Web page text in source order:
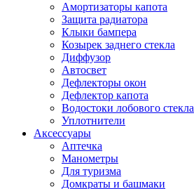
Амортизаторы капота
Защита радиатора
Клыки бампера
Козырек заднего стекла
Диффузор
Автосвет
Дефлекторы окон
Дефлектор капота
Водостоки лобового стекла
Уплотнители
Аксессуары
Аптечка
Манометры
Для туризма
Домкраты и башмаки